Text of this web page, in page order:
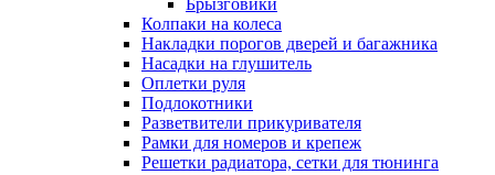
Колпаки на колеса
Накладки порогов дверей и багажника
Насадки на глушитель
Оплетки руля
Подлокотники
Разветвители прикуривателя
Рамки для номеров и крепеж
Решетки радиатора, сетки для тюнинга